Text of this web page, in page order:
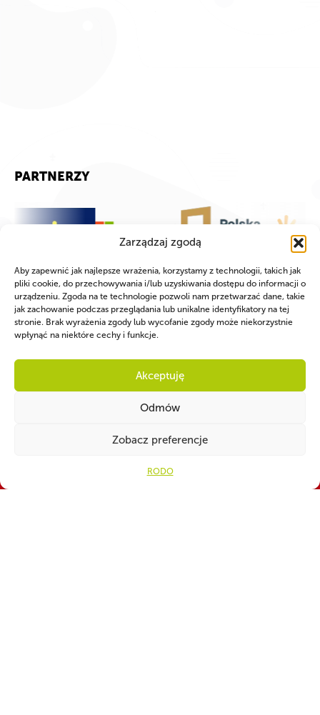
Zarządzaj zgodą
Aby zapewnić jak najlepsze wrażenia, korzystamy z technologii, takich jak
pliki cookie, do przechowywania i/lub uzyskiwania dostępu do informacji o
urządzeniu. Zgoda na te technologie pozwoli nam przetwarzać dane, takie
jak zachowanie podczas przeglądania lub unikalne identyfikatory na tej
stronie. Brak wyrażenia zgody lub wycofanie zgody może niekorzystnie
wpłynąć na niektóre cechy i funkcje.
Akceptuję
Odmów
Zobacz preferencje
RODO
PARTNERZY